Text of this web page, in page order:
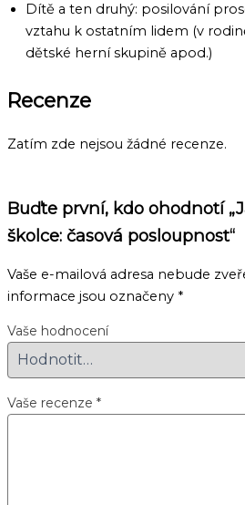
Dítě a ten druhý: posilování
vztahu k ostatním lidem (v
dětské herní skupině apod.)
Recenze
Zatím zde nejsou žádné recenze.
Buďte první, kdo ohodnotí
školce: časová posloupnost“
Vaše e-mailová adresa nebude
informace jsou označeny *
Vaše hodnocení
Vaše recenze *